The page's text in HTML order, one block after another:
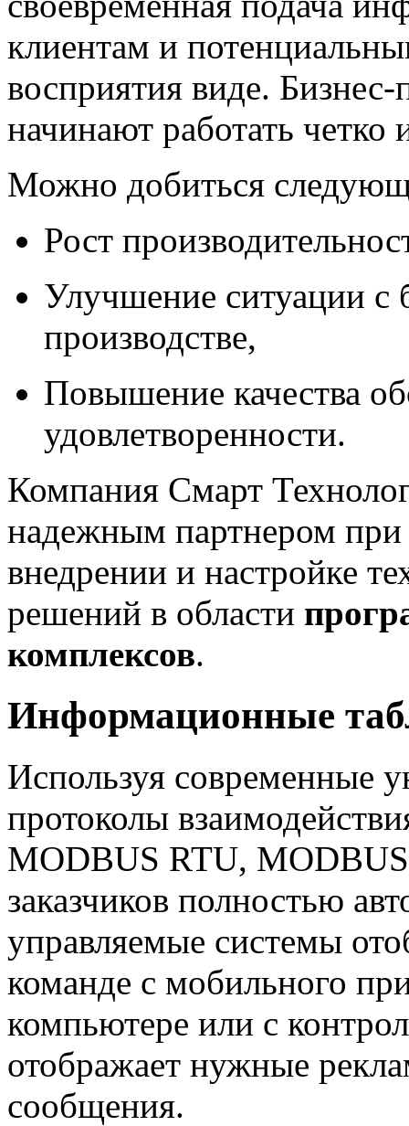
клиентам и
восприятия виде.
начинают работать четко
Можно добиться
Рост
Улучшение ситуации с
производстве,
Повышение качества
удовлетворенности.
Компания Смарт
надежным партнером при
внедрении и настройке
решений в области
комплексов.
Информационные
Используя современные
протоколы
MODBUS RTU,
заказчиков полностью
управляемые системы
команде с мобильного
компьютере или с
отображает нужные
сообщения.